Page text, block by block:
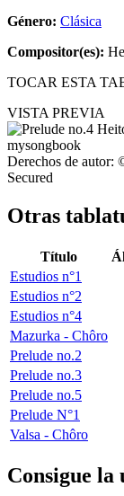
Género: Clásica
Compositor(es):
TOCAR ESTA
VISTA PREVIA
Derechos de autor:
Secured
Otras
Título
Estudios n°1
Estudios n°2
Estudios n°4
Mazurka - Chôro
Prelude no.2
Prelude no.3
Prelude no.5
Prelude N°1
Valsa - Chôro
Consigue